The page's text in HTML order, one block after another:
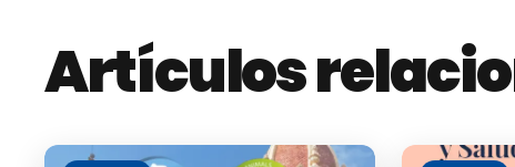
Artículos